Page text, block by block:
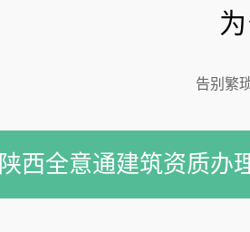
告别繁
陕西全意通建筑资质办